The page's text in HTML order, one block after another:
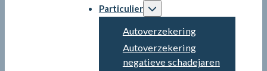
Particulier
Autoverzekering
Autoverzekering
negatieve schadejaren